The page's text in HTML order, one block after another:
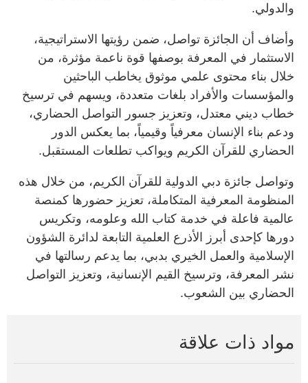
والدولي.
وأضاف أن الجائزة تواصل، ضمن رؤيتها الاستراتيجية،
الاستثمار في المعرفة بوصفها قوة ناعمة مؤثرة، من
خلال بناء محتوى علمي موثوق يخاطب الباحثين
والمؤسسات والأفراد بلغات متعددة، ويسهم في ترسيخ
خطاب ديني معتدل، وتعزيز جسور التواصل الحضاري،
ودعم بناء الإنسان معرفياً وقيمياً، بما يعكس الدور
الحضاري للقرآن الكريم ويواكب تطلعات المستقبل.
وتواصل جائزة دبي الدولية للقرآن الكريم، من خلال هذه
المنظومة المعرفية المتكاملة، تعزيز حضورها كمنصة
عالمية فاعلة في خدمة كتاب الله وعلومه، وتكريس
دورها كإحدى أبرز الأذرع العلمية التابعة لدائرة الشؤون
الإسلامية والعمل الخيري بدبي، بما يدعم رسالتها في
نشر المعرفة، وترسيخ القيم الإنسانية، وتعزيز التواصل
الحضاري بين الشعوب.
مواد ذات علاقة